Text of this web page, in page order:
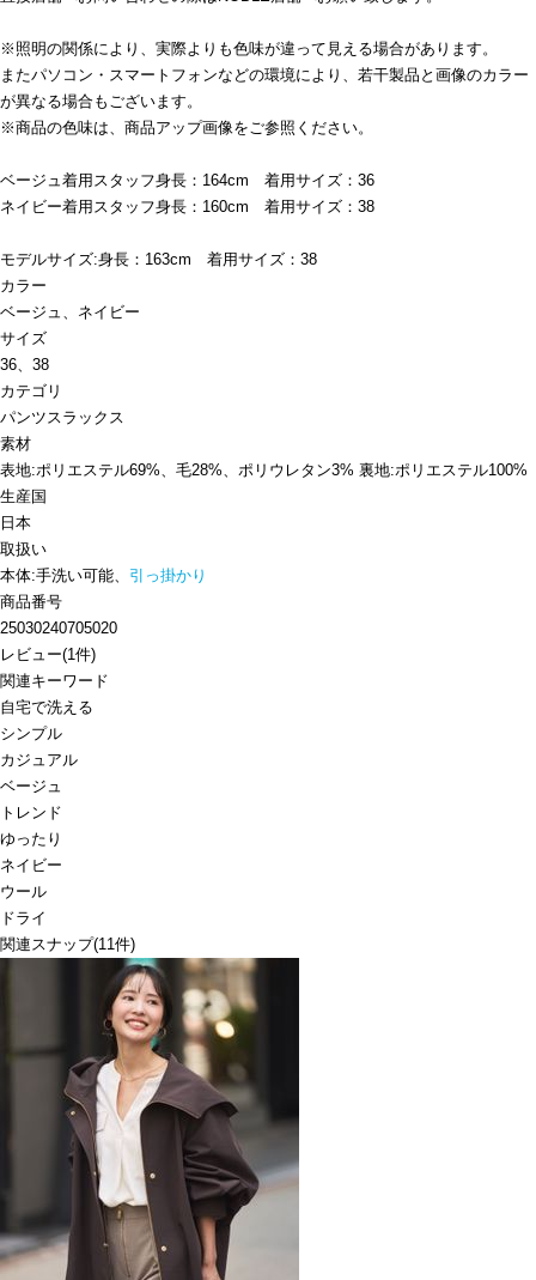
※照明の関係により、実際よりも色味が違って見える場合があります。
またパソコン・スマートフォンなどの環境により、若干製品と画像のカラー
が異なる場合もございます。
※商品の色味は、商品アップ画像をご参照ください。
ベージュ着用スタッフ身長：164cm 着用サイズ：36
ネイビー着用スタッフ身長：160cm 着用サイズ：38
モデルサイズ:身長：163cm 着用サイズ：38
カラー
ベージュ、ネイビー
サイズ
36、38
カテゴリ
パンツスラックス
素材
表地:ポリエステル69%、毛28%、ポリウレタン3% 裏地:ポリエステル100%
生産国
日本
取扱い
本体:手洗い可能、 引っ掛かり
商品番号
25030240705020
レビュー(1件)
関連キーワード
自宅で洗える
シンプル
カジュアル
ベージュ
トレンド
ゆったり
ネイビー
ウール
ドライ
関連スナップ(11件)